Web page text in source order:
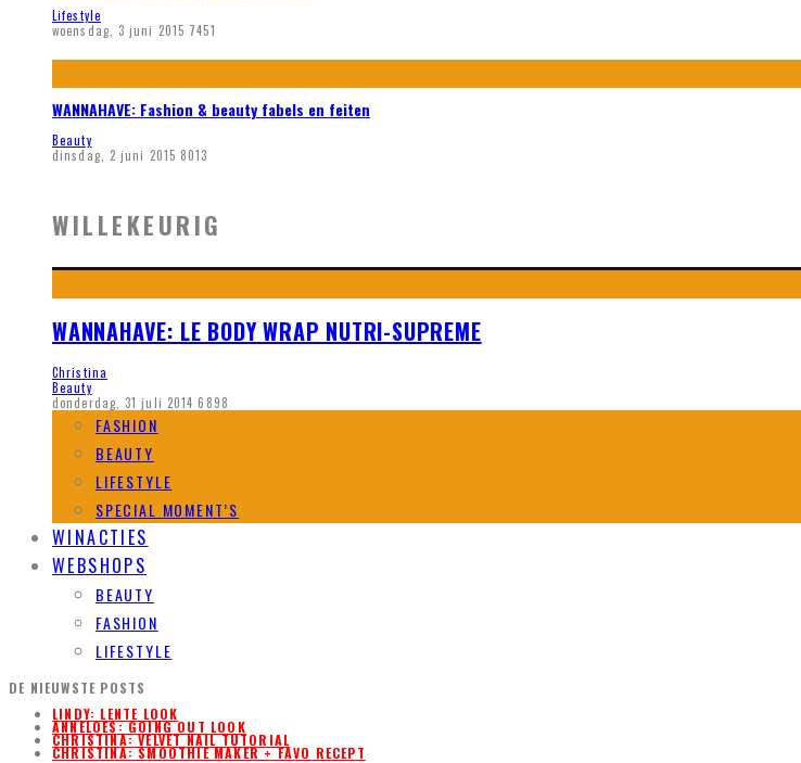
Lifestyle
woensdag, 3 juni 2015 7451
WANNAHAVE: Fashion & beauty fabels en feiten
Beauty
dinsdag, 2 juni 2015 8013
WILLEKEURIG
WANNAHAVE: LE BODY WRAP NUTRI-SUPREME
Christina
Beauty
donderdag, 31 juli 2014 6898
FASHION
BEAUTY
LIFESTYLE
SPECIAL MOMENT’S
WINACTIES
WEBSHOPS
BEAUTY
FASHION
LIFESTYLE
DE NIEUWSTE POSTS
LINDY: LENTE LOOK
ANNELOES: GOING OUT LOOK
CHRISTINA: VELVET NAIL TUTORIAL
CHRISTINA: SMOOTHIE MAKER + FAVO RECEPT